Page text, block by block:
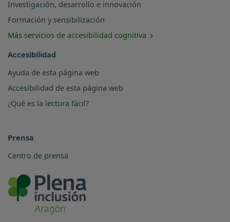
Investigación, desarrollo e innovación
Formación y sensibilización
Más servicios de accesibilidad cognitiva
Accesibilidad
Ayuda de esta página web
Accesibilidad de esta página web
¿Qué es la lectura fácil?
Prensa
Centro de prensa